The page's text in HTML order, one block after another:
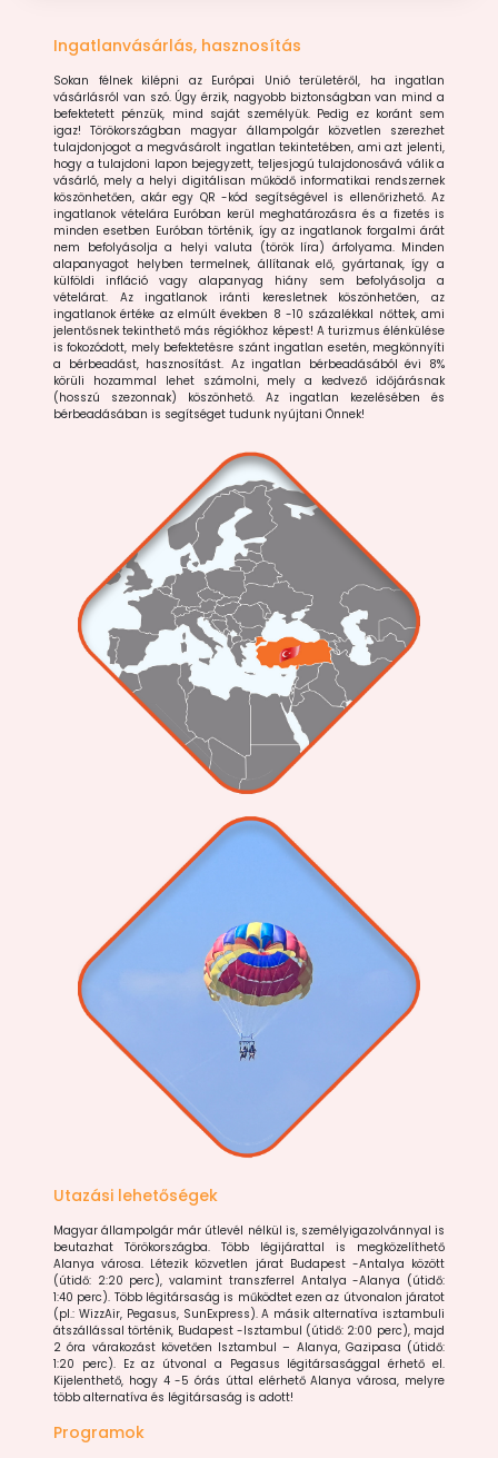
Ingatlanvásárlás, hasznosítás
Sokan félnek kilépni az Európai Unió területéről, ha ingatlan
vásárlásról van szó. Úgy érzik, nagyobb biztonságban van mind a
befektetett pénzük, mind saját személyük. Pedig ez koránt sem
igaz! Törökországban magyar állampolgár közvetlen szerezhet
tulajdonjogot a megvásárolt ingatlan tekintetében, ami azt jelenti,
hogy a tulajdoni lapon bejegyzett, teljesjogú tulajdonosává válik a
vásárló, mely a helyi digitálisan működő informatikai rendszernek
köszönhetően, akár egy QR -kód segítségével is ellenőrizhető. Az
ingatlanok vételára Euróban kerül meghatározásra és a fizetés is
minden esetben Euróban történik, így az ingatlanok forgalmi árát
nem befolyásolja a helyi valuta (török líra) árfolyama. Minden
alapanyagot helyben termelnek, állítanak elő, gyártanak, így a
külföldi infláció vagy alapanyag hiány sem befolyásolja a
vételárat. Az ingatlanok iránti keresletnek köszönhetően, az
ingatlanok értéke az elmúlt években 8 -10 százalékkal nőttek, ami
jelentősnek tekinthető más régiókhoz képest! A turizmus élénkülése
is fokozódott, mely befektetésre szánt ingatlan esetén, megkönnyíti
a bérbeadást, hasznosítást. Az ingatlan bérbeadásából évi 8%
körüli hozammal lehet számolni, mely a kedvező időjárásnak
(hosszú szezonnak) köszönhető. Az ingatlan kezelésében és
bérbeadásában is segítséget tudunk nyújtani Önnek!
Utazási lehetőségek
Magyar állampolgár már útlevél nélkül is, személyigazolvánnyal is
beutazhat Törökországba. Több légijárattal is megközelíthető
Alanya városa. Létezik közvetlen járat Budapest -Antalya között
(útidő: 2:20 perc), valamint transzferrel Antalya -Alanya (útidő:
1:40 perc). Több légitársaság is működtet ezen az útvonalon járatot
(pl.: WizzAir, Pegasus, SunExpress). A másik alternatíva isztambuli
átszállással történik, Budapest -Isztambul (útidő: 2:00 perc), majd
2 óra várakozást követően Isztambul – Alanya, Gazipasa (útidő:
1:20 perc). Ez az útvonal a Pegasus légitársasággal érhető el.
Kijelenthető, hogy 4 -5 órás úttal elérhető Alanya városa, melyre
több alternatíva és légitársaság is adott!
Programok